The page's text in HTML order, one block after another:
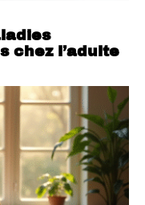
chez l’adulte